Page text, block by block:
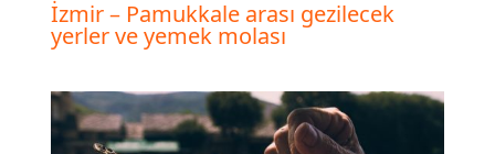
İzmir – Pamukkale arası gezilecek
yerler ve yemek molası